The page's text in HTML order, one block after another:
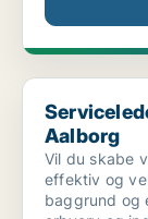
Serviceleder til
Aalborg
Vil du skabe
effektiv og
baggrund og